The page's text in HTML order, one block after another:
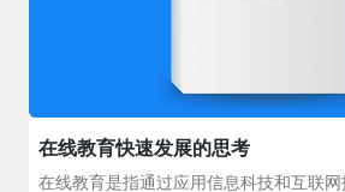
在线教育快速发展的思考
在线教育是指通过应用信息科技和互联